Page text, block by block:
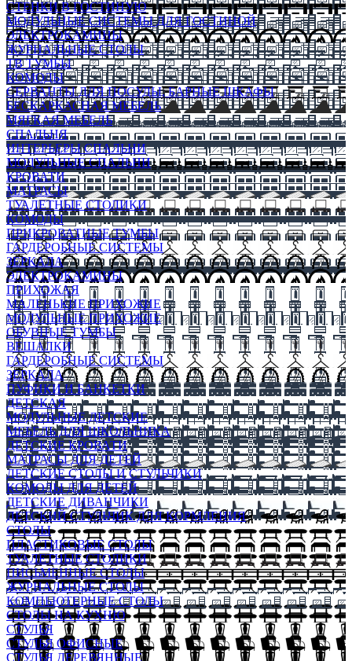
СТЕНКИ В ГОСТИНУЮ
МОДУЛЬНЫЕ СИСТЕМЫ ДЛЯ ГОСТИНОЙ
ЭЛЕКТРОКАМИНЫ
ЖУРНАЛЬНЫЕ СТОЛЫ
ТВ ТУМБЫ
КОМОДЫ
СЕРВАНТЫ ДЛЯ ПОСУДЫ, БАРНЫЕ ШКАФЫ
БЕСКАРКАСНАЯ МЕБЕЛЬ
МЯГКАЯ МЕБЕЛЬ
СПАЛЬНЯ
ИНТЕРЬЕРЫ СПАЛЬНИ
МОДУЛЬНЫЕ СПАЛЬНИ
КРОВАТИ
МАТРАСЫ
ТУАЛЕТНЫЕ СТОЛИКИ
КОМОДЫ
ПРИКРОВАТНЫЕ ТУМБЫ
ГАРДЕРОБНЫЕ СИСТЕМЫ
ЗЕРКАЛА
ЭЛЕКТРОКАМИНЫ
ПРИХОЖАЯ
МАЛЕНЬКИЕ ПРИХОЖИЕ
МОДУЛЬНЫЕ ПРИХОЖИЕ
ОБУВНЫЕ ТУМБЫ
ВЕШАЛКИ
ГАРДЕРОБНЫЕ СИСТЕМЫ
ЗЕРКАЛА
ПУФИКИ И БАНКЕТКИ
ДЕТСКАЯ
МОДУЛЬНЫЕ ДЕТСКИЕ
МЕБЕЛЬ ДЛЯ ШКОЛЬНИКА
ДЕТСКИЕ КРОВАТИ
МАТРАСЫ ДЛЯ ДЕТЕЙ
ДЕТСКИЕ СТОЛЫ И СТУЛЬЧИКИ
КОМОДЫ ДЛЯ ДЕТЕЙ
ДЕТСКИЕ ДИВАНЧИКИ
ДЕТСКИЙ СТУЛЬЧИК ДЛЯ КОРМЛЕНИЯ
СТОЛЫ
ПЛАСТИКОВЫЕ СТОЛЫ
ТУАЛЕТНЫЕ СТОЛИКИ
ПИСЬМЕННЫЕ СТОЛЫ
ЖУРНАЛЬНЫЕ СТОЛЫ
КОМПЬЮТЕРНЫЕ СТОЛЫ
СТОЛЫ НА КУХНЮ
СТУЛЬЯ
СТУЛЬЯ ОФИСНЫЕ
СТУЛЬЯ ДЕРЕВЯННЫЕ